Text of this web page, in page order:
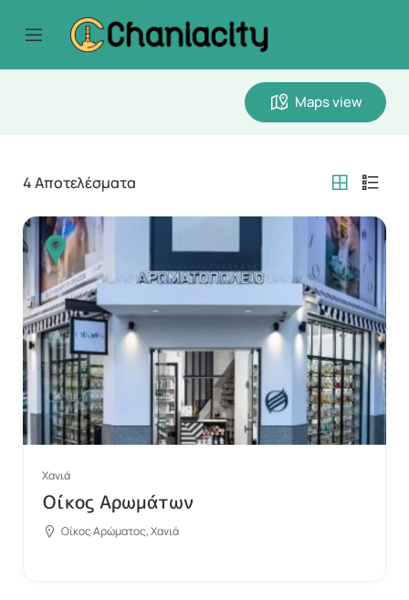
Maps view
4Αποτελέσματα
Χανιά
Οίκος Αρωμάτων
Οίκος Αρώματος, Χανιά